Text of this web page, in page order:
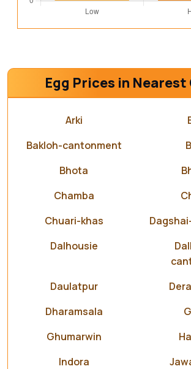
Egg Prices in
Arki
Bakloh-cantonment
Bhota
Chamba
Chuari-khas
Dalhousie
Daulatpur
Dharamsala
Ghumarwin
Indora